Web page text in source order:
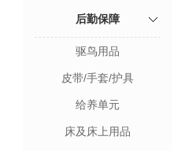
后勤保障
驱鸟用品
皮带/手套/护具
给养单元
床及床上用品